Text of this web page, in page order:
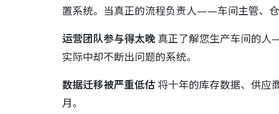
置系统。当真正的流程负责人——车间主管、
运营团队参与得太晚 真正了解您生产车间的
实际中却不断出问题的系统。
数据迁移被严重低估将十年的库存数据、供应
月。